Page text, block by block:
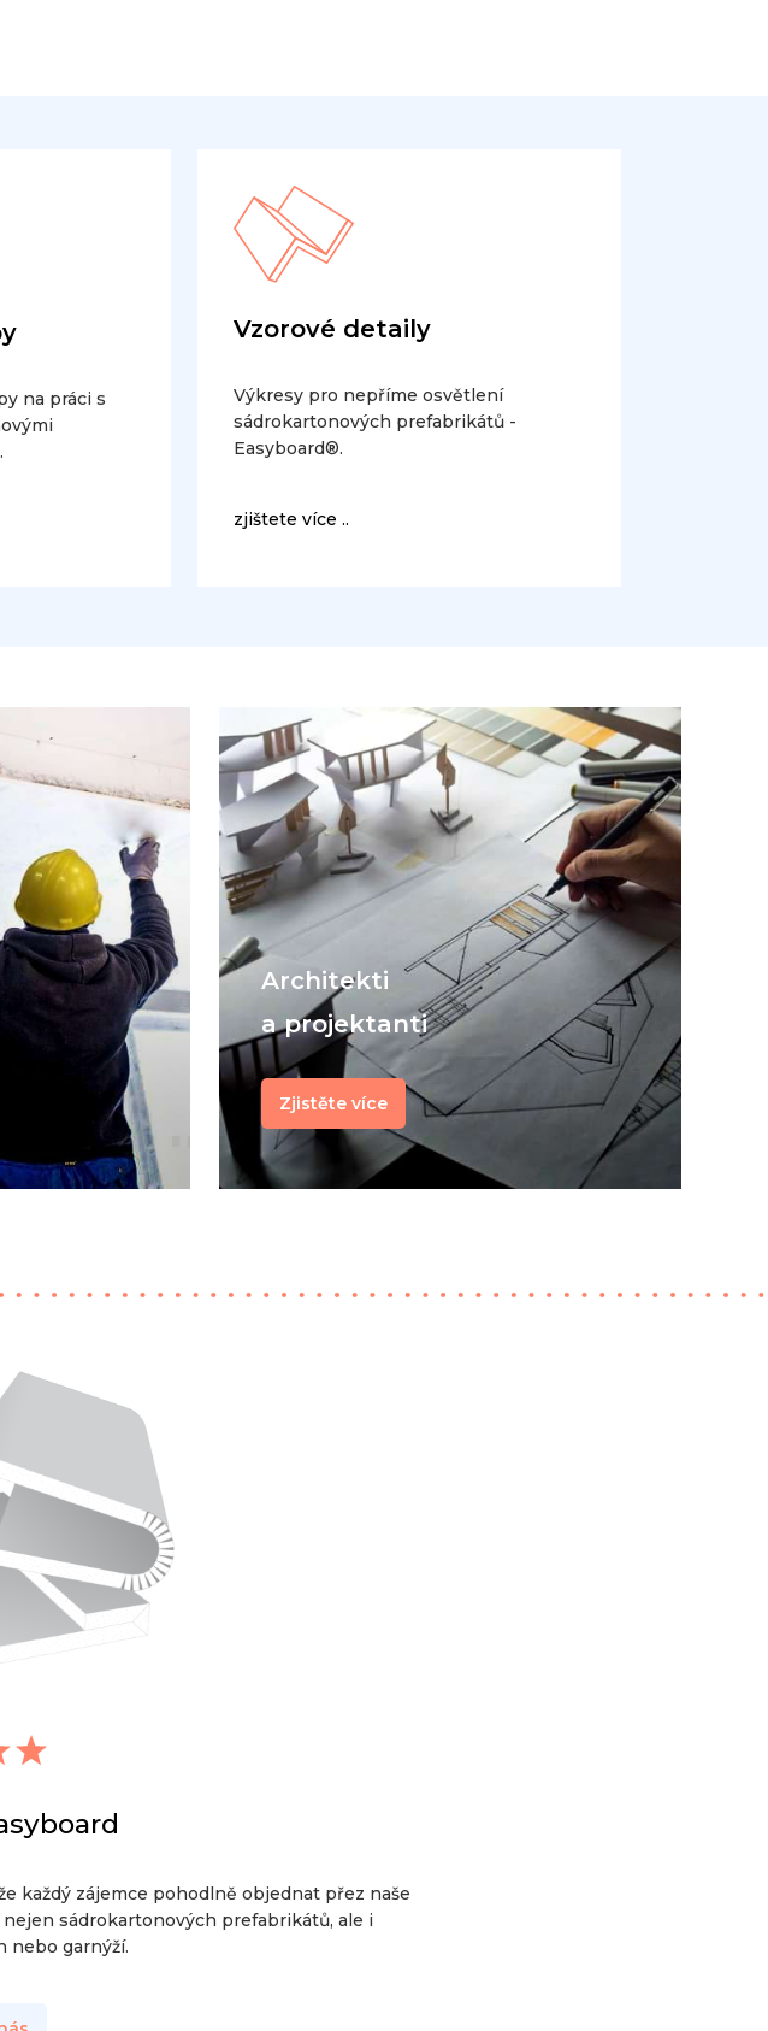
na práci s
Vzorové detaily
Výkresy pro nepříme osvětlení
sádrokartonových prefabrikátů -
Easyboard®.
zjištete více ..
Architekti
a projektanti
Zjistěte více
každý zájemce pohodlně objednat přez naše
sádrokartonových prefabrikátů, ale i
nebo garnýží.